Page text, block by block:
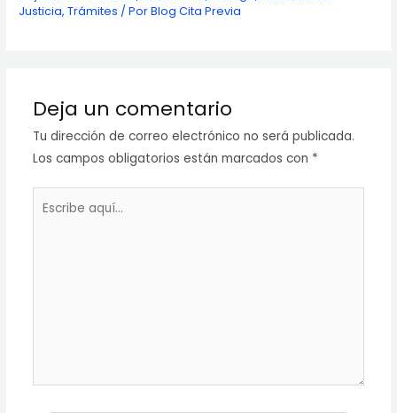
Justicia,Trámites / PorBlog Cita Previa
Deja un comentario
Tu dirección de correo electrónico no será publicada.
Los campos obligatorios están marcados con *